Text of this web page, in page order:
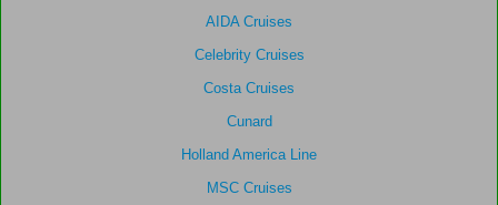
AIDA Cruises
Celebrity Cruises
Costa Cruises
Cunard
Holland America Line
MSC Cruises